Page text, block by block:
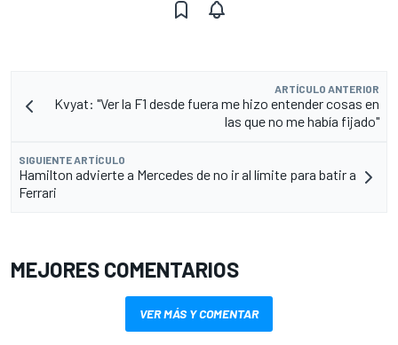
ARTÍCULO ANTERIOR
Kvyat: "Ver la F1 desde fuera me hizo entender cosas en
las que no me había fijado"
SIGUIENTE ARTÍCULO
Hamilton advierte a Mercedes de no ir al límite para batir a
Ferrari
MEJORES COMENTARIOS
VER MÁS Y COMENTAR